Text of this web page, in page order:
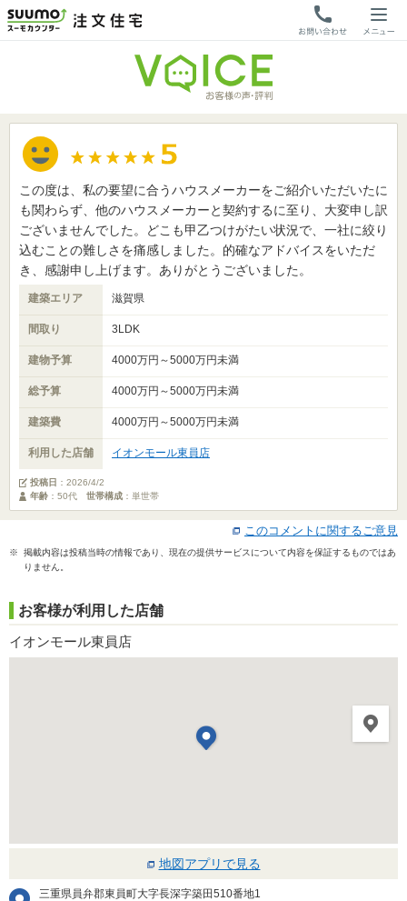
この度は、私の要望に合うハウスメーカーをご紹介いただいたに
も関わらず、他のハウスメーカーと契約するに至り、大変申し訳
ございませんでした。どこも甲乙つけがたい状況で、一社に絞り
込むことの難しさを痛感しました。的確なアドバイスをいただ
き、感謝申し上げます。ありがとうございました。
建築エリア 滋賀県
間取り 3LDK
建物予算 4000万円～5000万円未満
総予算 4000万円～5000万円未満
建築費 4000万円～5000万円未満
利用した店舗 イオンモール東員店
投稿日 ： 2026/4/2
年齢 ：50代 世帯構成 ：単世帯
このコメントに関するご意見
※ 掲載内容は投稿当時の情報であり、現在の提供サービスについて内容を保証するものではあ
りません。
お客様が利用した店舗
イオンモール東員店
地図アプリで見る
三重県員弁郡東員町大字長深字築田510番地1